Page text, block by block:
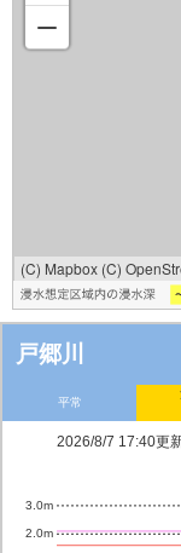
(C) Mapbox (C)
戸郷川
平常
2026/8/7 17:40更
2.0m
3.0m